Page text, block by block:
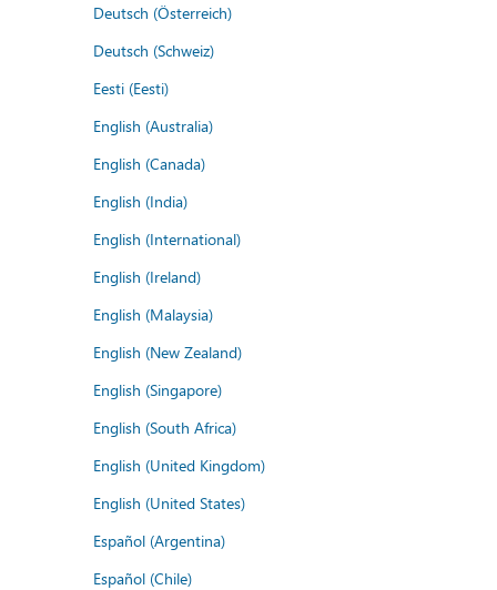
Deutsch (Österreich)
Deutsch (Schweiz)
Eesti (Eesti)
English (Australia)
English (Canada)
English (India)
English (International)
English (Ireland)
English (Malaysia)
English (New Zealand)
English (Singapore)
English (South Africa)
English (United Kingdom)
English (United States)
Español (Argentina)
Español (Chile)